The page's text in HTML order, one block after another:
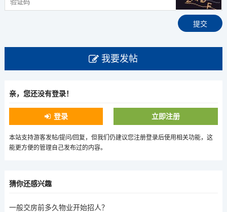
我要发帖
亲，您还没有登录！
登录 立即注册
本站支持游客发帖/提问/回复，但我们仍建议您注册登录后使用相关功能，这
能更方便的管理自己发布过的内容。
猜你还感兴趣
一般交房前多久物业开始招人？